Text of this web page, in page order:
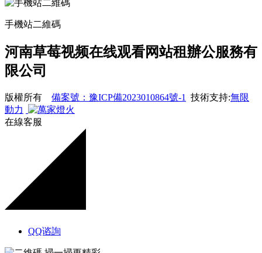
手機站二維碼
河南草莓视频在线观看网站租辦公服務有
限公司
版權所有 備案號：豫ICP備2023010864號-1 技術支持:無限
動力
在線客服
QQ谘詢